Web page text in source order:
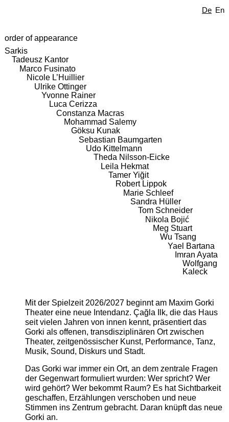
De En
order of appearance
Sarkis
Tadeusz Kantor
Marco Fusinato
Nicole L’Huillier
Ulrike Ottinger
Yvonne Rainer
Luca Cerizza
Constanza Macras
Mohammad Salemy
Göksu Kunak
Sebastian Baumgarten
Udo Kittelmann
Theda Nilsson-Eicke
Leila Hekmat
Tamer Yiğit
Robert Lippok
Marie Schleef
Sandra Hüller
Tom Schneider
Nikola Bojić
Meg Stuart
Wu Tsang
Yael Bartana
Imran Ayata
Wolfgang
Kaleck
Mit der Spielzeit 2026/2027 beginnt am Maxim Gorki
Theater eine neue Intendanz. Çağla Ilk, die das Haus
seit vielen Jahren von innen kennt, präsentiert das
Gorki als offenen, transdisziplinären Ort zwischen
Theater, zeitgenössischer Kunst, Performance, Tanz,
Musik, Sound, Diskurs und Stadt.
Das Gorki war immer ein Ort, an dem zentrale Fragen
der Gegenwart formuliert wurden: Wer spricht? Wer
wird gehört? Wer bekommt Raum? Es hat Sichtbarkeit
geschaffen, Erzählungen verschoben und neue
Stimmen ins Zentrum gebracht. Daran knüpft das neue
Gorki an.